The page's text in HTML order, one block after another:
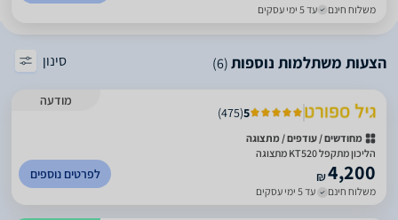
משלוח חינם עד 5 ימי עסקים
הצעות משתלמות נוספות(6) סינון
מודעה
5
(
475
)
מחודשים / עודפים / מתצוגה
הליכון מתקפל KT520 מתצוגה
4,200
₪
משלוח חינם עד 5 ימי עסקים
לפרטים נוספים